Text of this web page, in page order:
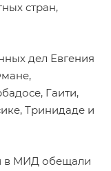
стран,
дел Евгения
Гаити,
Тринидаде и
в МИД обещали